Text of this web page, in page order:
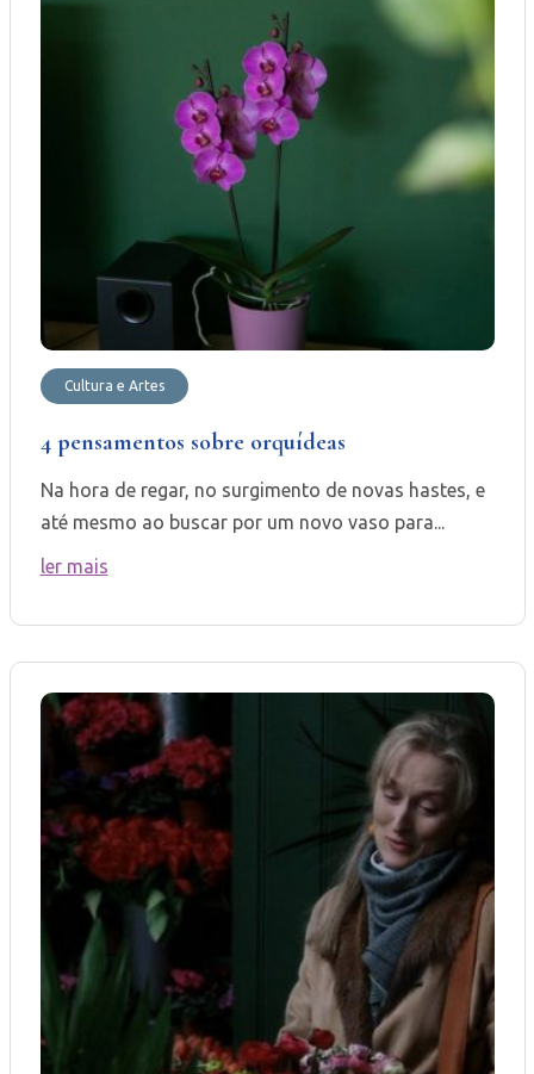
Cultura e Artes
4 pensamentos sobre orquídeas
Na hora de regar, no surgimento de novas hastes, e
até mesmo ao buscar por um novo vaso para...
ler mais